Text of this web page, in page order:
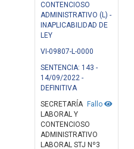
CONTENCIOSO
ADMINISTRATIVO (L) -
INAPLICABILIDAD DE
LEY
VI-09807-L-0000
SENTENCIA: 143 -
14/09/2022 -
DEFINITIVA
Fallo
SECRETARÍA
LABORAL Y
CONTENCIOSO
ADMINISTRATIVO
LABORAL STJ Nº3